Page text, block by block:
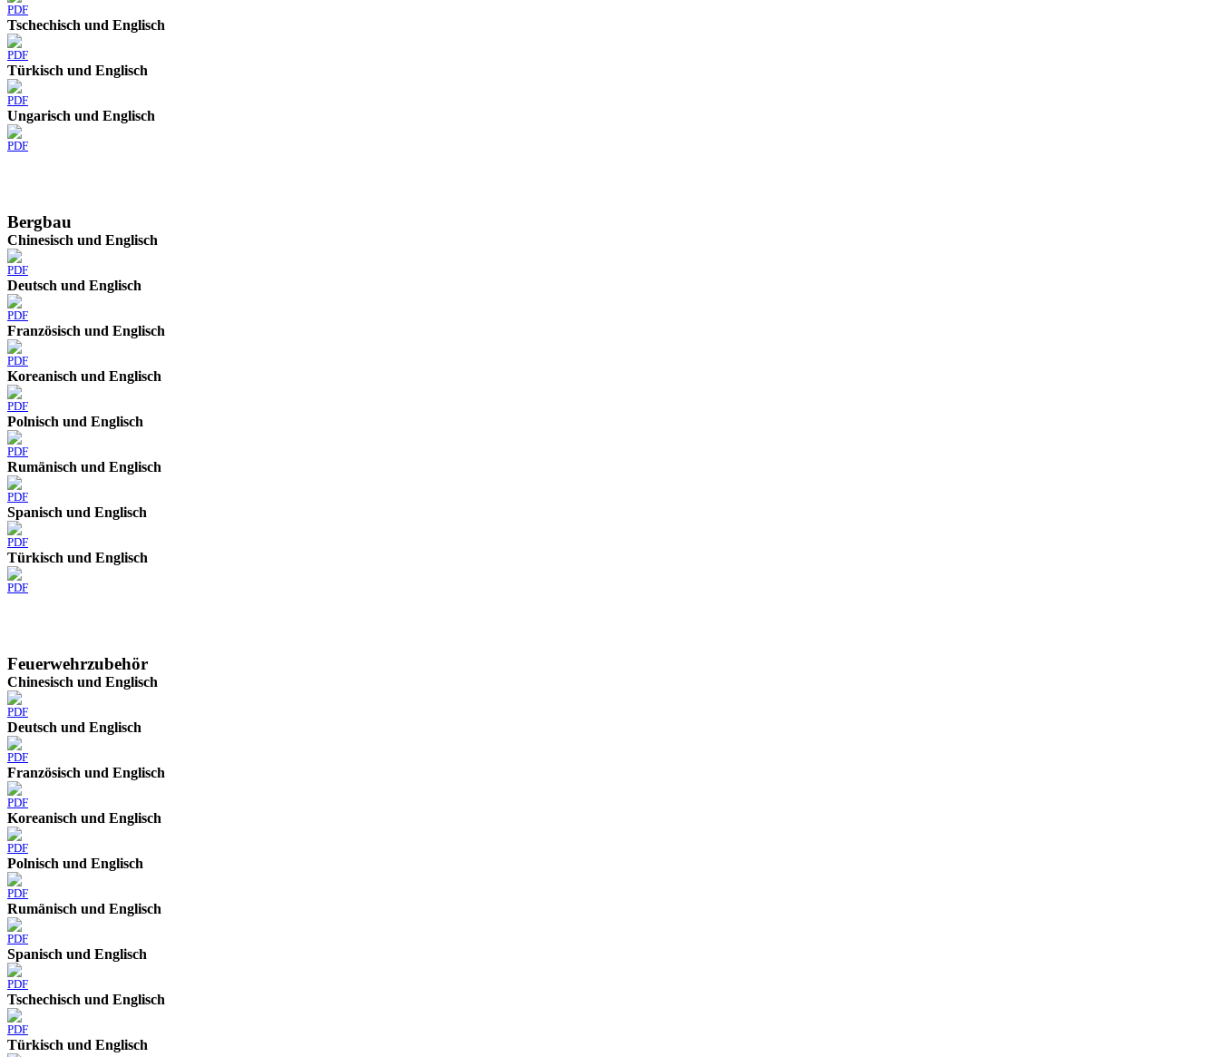
PDF
Tschechisch und Englisch
PDF
Türkisch und Englisch
PDF
Ungarisch und Englisch
PDF
Bergbau
Chinesisch und Englisch
PDF
Deutsch und Englisch
PDF
Französisch und Englisch
PDF
Koreanisch und Englisch
PDF
Polnisch und Englisch
PDF
Rumänisch und Englisch
PDF
Spanisch und Englisch
PDF
Türkisch und Englisch
PDF
Feuerwehrzubehör
Chinesisch und Englisch
PDF
Deutsch und Englisch
PDF
Französisch und Englisch
PDF
Koreanisch und Englisch
PDF
Polnisch und Englisch
PDF
Rumänisch und Englisch
PDF
Spanisch und Englisch
PDF
Tschechisch und Englisch
PDF
Türkisch und Englisch